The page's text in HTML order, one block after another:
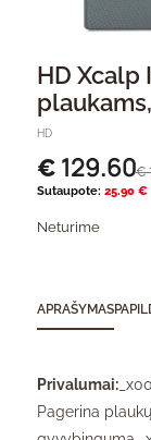
HD Xcalp
HD
€ 129.60€
Sutaupote: 25.90 €
Neturime
APRAŠYMAS
Privalumai:
Pagerina